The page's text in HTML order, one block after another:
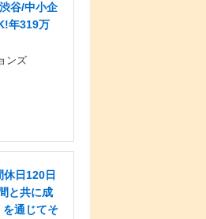
谷/中小企
年319万
ンズ
日120日
と共に成
通じてそ